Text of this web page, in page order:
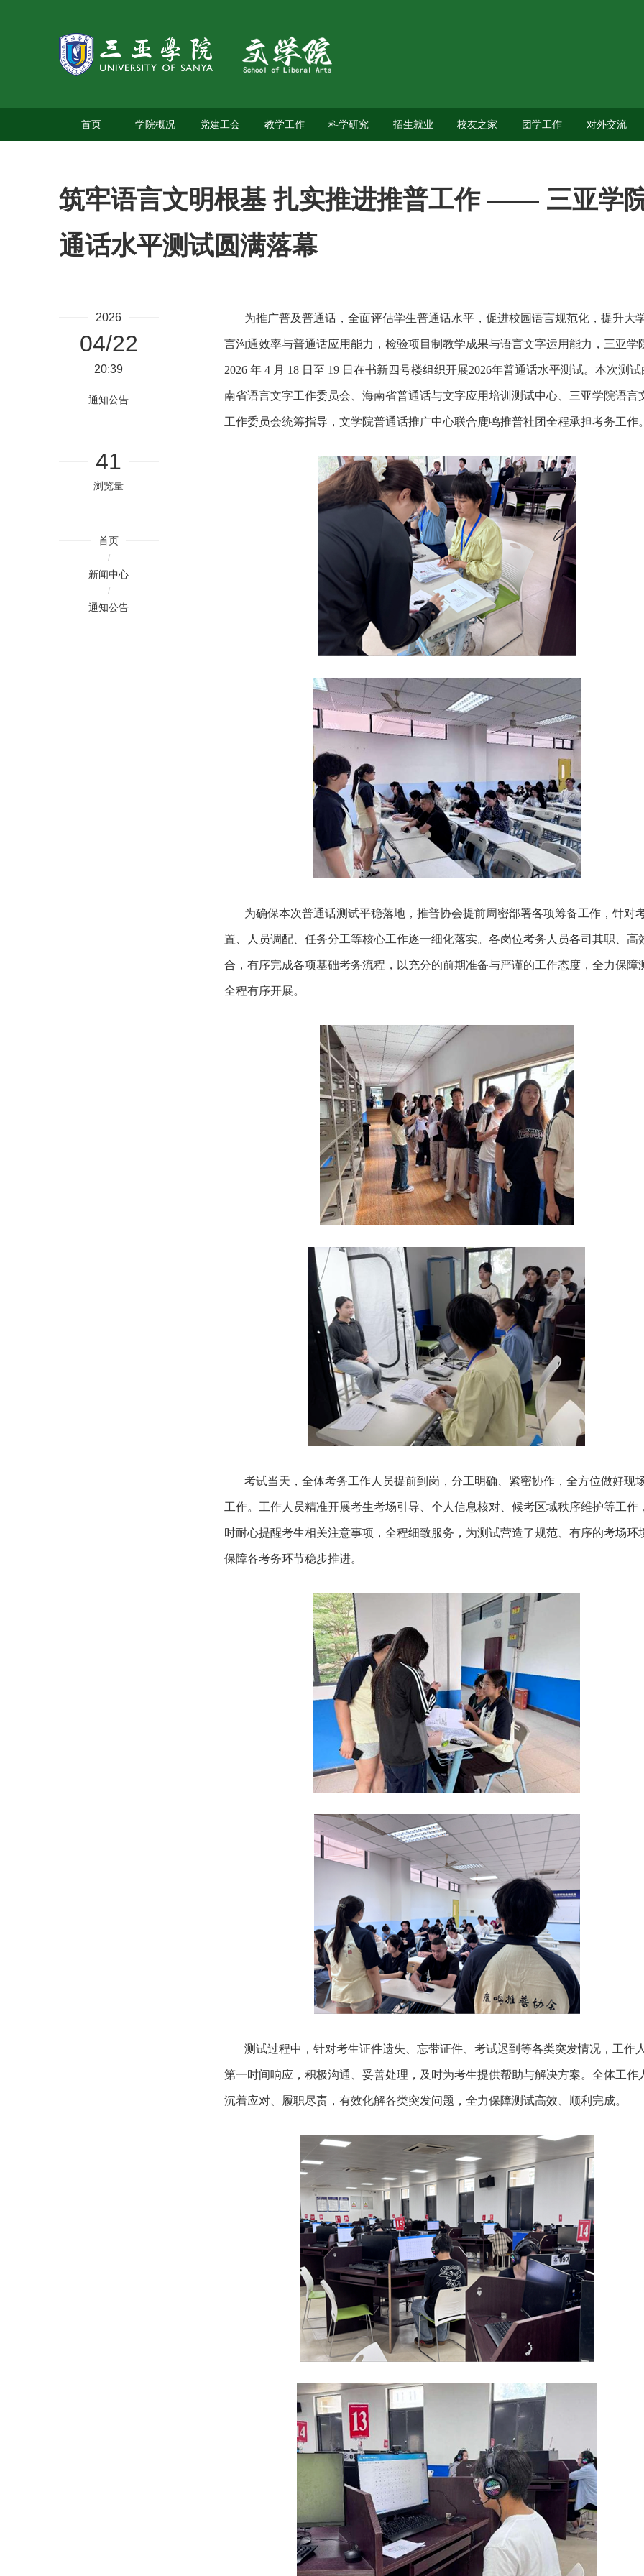
首页 学院概况 党建工会 教学工作 科学研究 招生就业 校友之家 团学工作 对外交流
筑牢语言文明根基 扎实推进推普工作 —— 三亚学
通话水平测试圆满落幕
2026
04/22
20:39
通知公告
41
浏览量
首页
/
新闻中心
/
通知公告
为推广普及普通话，全面评估学生普通话水平，促进校园语言规范化，提升大
言沟通效率与普通话应用能力，检验项目制教学成果与语言文字运用能力，三亚学
2026 年 4 月 18 日至 19 日在书新四号楼组织开展2026年普通话水平测试。本次测试
南省语言文字工作委员会、海南省普通话与文字应用培训测试中心、三亚学院语言
工作委员会统筹指导，文学院普通话推广中心联合鹿鸣推普社团全程承担考务工作。
为确保本次普通话测试平稳落地，推普协会提前周密部署各项筹备工作，针对
置、人员调配、任务分工等核心工作逐一细化落实。各岗位考务人员各司其职、高
合，有序完成各项基础考务流程，以充分的前期准备与严谨的工作态度，全力保障
全程有序开展。
考试当天，全体考务工作人员提前到岗，分工明确、紧密协作，全方位做好现
工作。工作人员精准开展考生考场引导、个人信息核对、候考区域秩序维护等工作
时耐心提醒考生相关注意事项，全程细致服务，为测试营造了规范、有序的考场环
保障各考务环节稳步推进。
测试过程中，针对考生证件遗失、忘带证件、考试迟到等各类突发情况，工作
第一时间响应，积极沟通、妥善处理，及时为考生提供帮助与解决方案。全体工作
沉着应对、履职尽责，有效化解各类突发问题，全力保障测试高效、顺利完成。